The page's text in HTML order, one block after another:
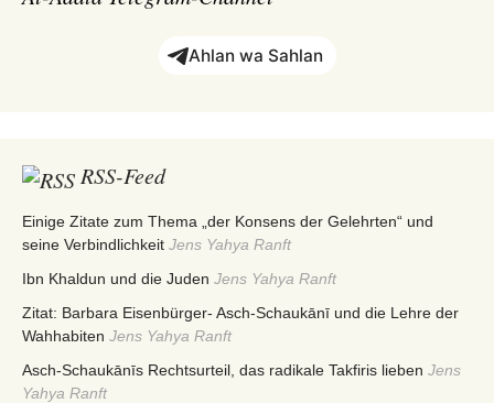
Ahlan wa Sahlan
RSS-Feed
Einige Zitate zum Thema „der Konsens der Gelehrten“ und
seine Verbindlichkeit Jens Yahya Ranft
Ibn Khaldun und die Juden Jens Yahya Ranft
Zitat: Barbara Eisenbürger- Asch-Schaukānī und die Lehre der
Wahhabiten Jens Yahya Ranft
Asch-Schaukānīs Rechtsurteil, das radikale Takfiris lieben Jens
Yahya Ranft